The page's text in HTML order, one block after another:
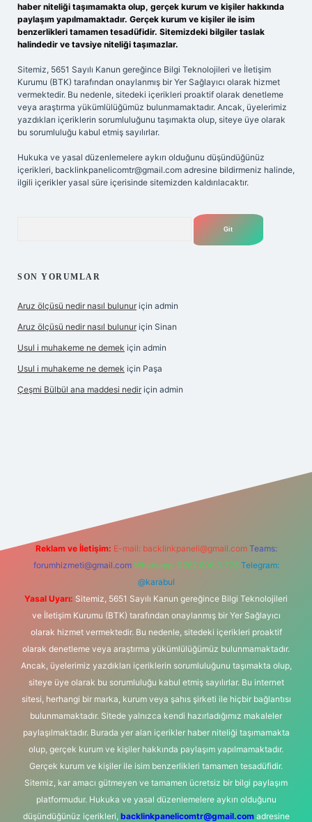
haber niteliği taşımamakta olup, gerçek kurum ve kişiler hakkında
paylaşım yapılmamaktadır. Gerçek kurum ve kişiler ile isim
benzerlikleri tamamen tesadüfidir. Sitemizdeki bilgiler taslak
halindedir ve tavsiye niteliği taşımazlar.
Sitemiz, 5651 Sayılı Kanun gereğince Bilgi Teknolojileri ve İletişim
Kurumu (BTK) tarafından onaylanmış bir Yer Sağlayıcı olarak hizmet
vermektedir. Bu nedenle, sitedeki içerikleri proaktif olarak denetleme
veya araştırma yükümlülüğümüz bulunmamaktadır. Ancak, üyelerimiz
yazdıkları içeriklerin sorumluluğunu taşımakta olup, siteye üye olarak
bu sorumluluğu kabul etmiş sayılırlar.
Hukuka ve yasal düzenlemelere aykırı olduğunu düşündüğünüz
içerikleri, backlinkpanelicomtr@gmail.com adresine bildirmeniz halinde,
ilgili içerikler yasal süre içerisinde sitemizden kaldırılacaktır.
SON YORUMLAR
Aruz ölçüsü nedir nasıl bulunur için admin
Aruz ölçüsü nedir nasıl bulunur için Sinan
Usul i muhakeme ne demek için admin
Usul i muhakeme ne demek için Paşa
Çeşmi Bülbül ana maddesi nedir için admin
Reklam ve İletişim: E-mail: backlinkpaneli@gmail.com Teams:
forumhizmeti@gmail.com Whatsapp: 0262 606 0 726 Telegram:
@karabul
Yasal Uyarı: Sitemiz, 5651 Sayılı Kanun gereğince Bilgi Teknolojileri
ve İletişim Kurumu (BTK) tarafından onaylanmış bir Yer Sağlayıcı
olarak hizmet vermektedir. Bu nedenle, sitedeki içerikleri proaktif
olarak denetleme veya araştırma yükümlülüğümüz bulunmamaktadır.
Ancak, üyelerimiz yazdıkları içeriklerin sorumluluğunu taşımakta olup,
siteye üye olarak bu sorumluluğu kabul etmiş sayılırlar. Bu internet
sitesi, herhangi bir marka, kurum veya şahıs şirketi ile hiçbir bağlantısı
bulunmamaktadır. Sitede yalnızca kendi hazırladığımız makaleler
paylaşılmaktadır. Burada yer alan içerikler haber niteliği taşımamakta
olup, gerçek kurum ve kişiler hakkında paylaşım yapılmamaktadır.
Gerçek kurum ve kişiler ile isim benzerlikleri tamamen tesadüfidir.
Sitemiz, kar amacı gütmeyen ve tamamen ücretsiz bir bilgi paylaşım
platformudur. Hukuka ve yasal düzenlemelere aykırı olduğunu
düşündüğünüz içerikleri, backlinkpanelicomtr@gmail.comadresine